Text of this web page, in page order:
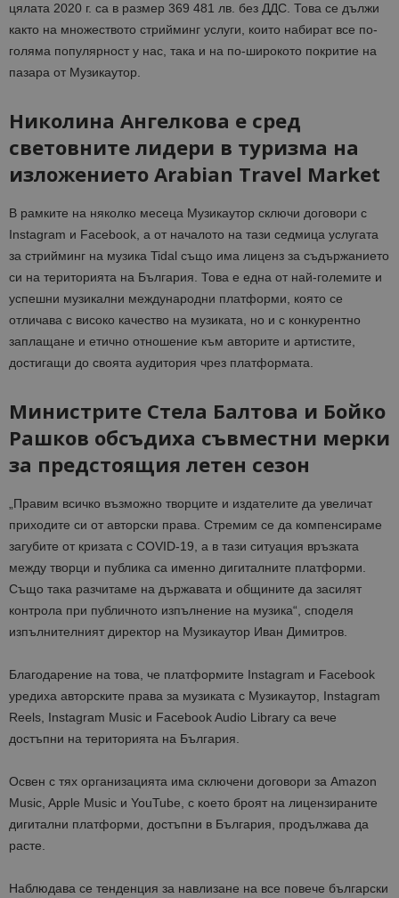
цялата 2020 г. са в размер 369 481 лв. без ДДС. Това се дължи
както на множеството стрийминг услуги, които набират все по-
голяма популярност у нас, така и на по-широкото покритие на
пазара от Музикаутор.
Николина Ангелкова е сред
световните лидери в туризма на
изложението Arabian Travel Market
В рамките на няколко месеца Музикаутор сключи договори с
Instagram и Facebook, а от началото на тази седмица услугата
за стрийминг на музика Tidal също има лиценз за съдържанието
си на територията на България. Това е една от най-големите и
успешни музикални международни платформи, която се
отличава с високо качество на музиката, но и с конкурентно
заплащане и етично отношение към авторите и артистите,
достигащи до своята аудитория чрез платформата.
Министрите Стела Балтова и Бойко
Рашков обсъдиха съвместни мерки
за предстоящия летен сезон
„Правим всичко възможно творците и издателите да увеличат
приходите си от авторски права. Стремим се да компенсираме
загубите от кризата с COVID-19, а в тази ситуация връзката
между творци и публика са именно дигиталните платформи.
Също така разчитаме на държавата и общините да засилят
контрола при публичното изпълнение на музика“, споделя
изпълнителният директор на Музикаутор Иван Димитров.
Благодарение на това, че платформите Instagram и Facebook
уредиха авторските права за музиката с Музикаутор, Instagram
Reels, Instagram Music и Facebook Audio Library са вече
достъпни на територията на България.
Освен с тях организацията има сключени договори за Amazon
Music, Apple Music и YouTube, с което броят на лицензираните
дигитални платформи, достъпни в България, продължава да
расте.
Наблюдава се тенденция за навлизане на все повече български